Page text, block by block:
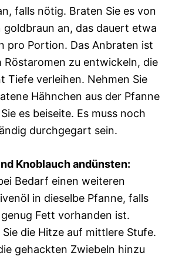
falls nötig. Braten Sie es von
goldbraun an, das dauert etwa
pro Portion. Das Anbraten ist
Röstaromen zu entwickeln, die
Tiefe verleihen. Nehmen Sie
Hähnchen aus der Pfanne
es beiseite. Es muss noch
durchgegart sein.
Knoblauch andünsten:
Bedarf einen weiteren
in dieselbe Pfanne, falls
Fett vorhanden ist.
Sie die Hitze auf mittlere Stufe.
gehackten Zwiebeln hinzu